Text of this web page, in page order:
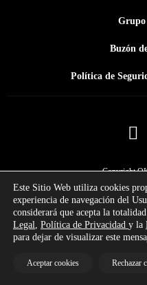
Grupo
Buzón
Política de
Copyright
Este Sitio Web utiliza cookies
experiencia de navegación del
considerará que acepta la
Legal, Política de Privacidad y la
para dejar de visualizar este
Aceptar cookies Rechazar